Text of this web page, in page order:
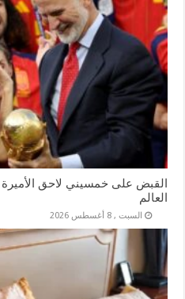
القبض على خمسيني لاحق الأميرة
العالم
السبت , 8 أغسطس 2026